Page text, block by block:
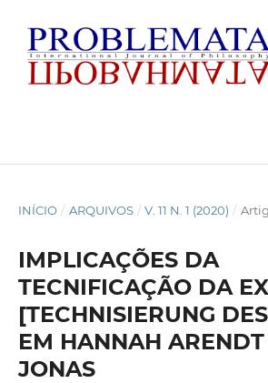
INÍCIO / ARQUIVOS / V. 11 N. 1 (2020) /
IMPLICAÇÕES DA
TECNIFICAÇÃO DA
[TECHNISIERUNG
EM HANNAH
JONAS